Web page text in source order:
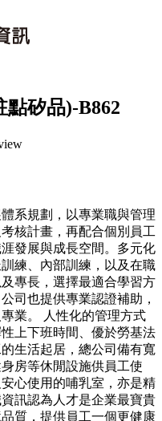
矽品)-B862
系規劃，以專業職與管理
核計畫，再配合個別員工
發展與成長空間。多元化
練、內部訓練，以及在職
專長，選擇最適合學習方
司也提供專業認證補助，
業。 人性化的管理方式
上下班時間、優於勞基法
生活起居，總公司備有寬
房等休閒設施供員工使
心使用的哺乳室，亦是精
訊認為人才是企業最寶貴
質，提供員工一個更健康